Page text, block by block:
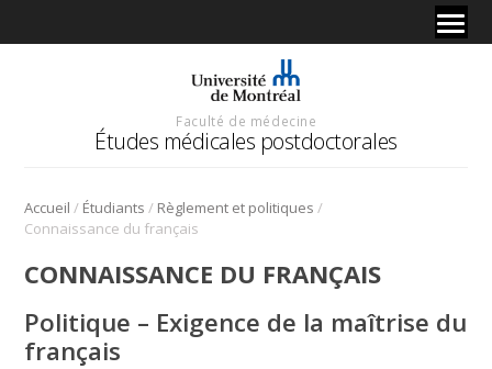
Faculté de médecine
Études médicales postdoctorales
Accueil / Étudiants / Règlement et politiques /
Connaissance du français
CONNAISSANCE DU FRANÇAIS
Politique – Exigence de la maîtrise du
français